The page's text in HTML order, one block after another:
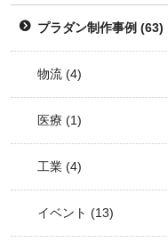
プラダン制作事例 (63)
物流 (4)
医療 (1)
工業 (4)
イベント (13)